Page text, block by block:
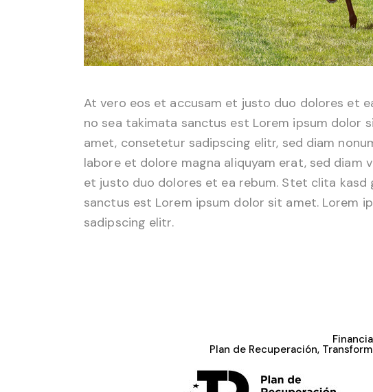
At vero eos et accusam et justo duo dolores et
no sea takimata sanctus est Lorem ipsum dolor
amet, consetetur sadipscing elitr, sed diam
labore et dolore magna aliquyam erat, sed diam
et justo duo dolores et ea rebum. Stet clita kasd
sanctus est Lorem ipsum dolor sit amet. Lorem
sadipscing elitr.
Plan de Recuperación,